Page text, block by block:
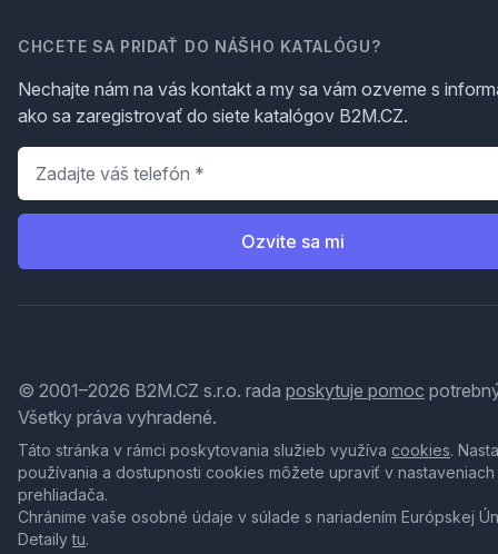
CHCETE SA PRIDAŤ DO NÁŠHO KATALÓGU?
Nechajte nám na vás kontakt a my sa vám ozveme s
ako sa zaregistrovať do siete katalógov B2M.CZ.
Telefón
Ozvite sa mi
© 2001–2026 B2M.CZ s.r.o. rada poskytuje pomoc
Všetky práva vyhradené.
Táto stránka v rámci poskytovania služieb využíva cookies.
používania a dostupnosti cookies môžete upraviť v nastaveniach
prehliadača.
Chránime vaše osobné údaje v súlade s nariadením Európskej
Detailytu.